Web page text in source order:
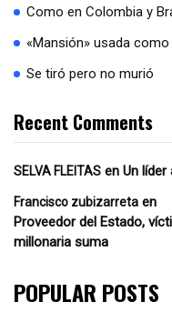
Como en Colombia y
«Mansión» usada
Se tiró pero no murió
Recent Comments
SELVA FLEITAS en Un líder
Francisco zubizarreta en
Proveedor del Estado,
millonaria suma
POPULAR POSTS